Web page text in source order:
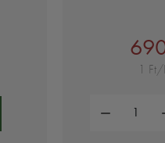
1 Ft/